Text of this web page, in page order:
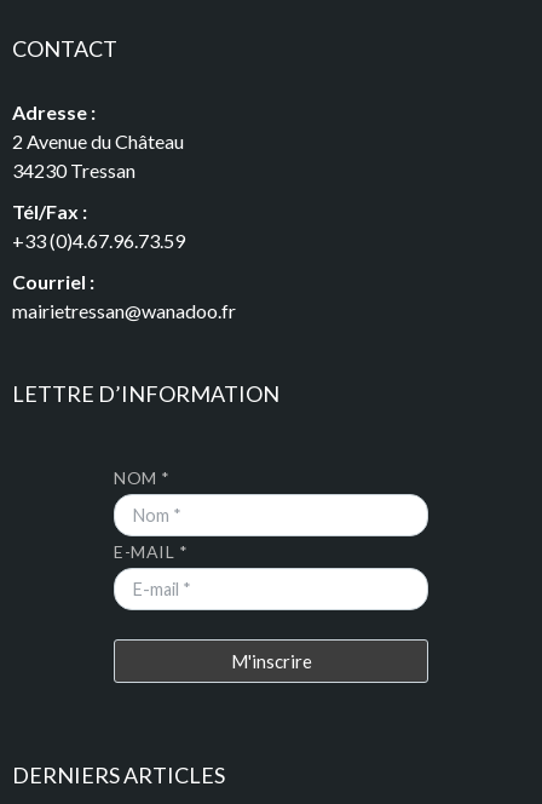
CONTACT
Adresse :
2 Avenue du Château
34230 Tressan
Tél/Fax :
+33 (0)4.67.96.73.59
Courriel :
mairietressan@wanadoo.fr
LETTRE D’INFORMATION
NOM *
E-MAIL *
DERNIERS ARTICLES